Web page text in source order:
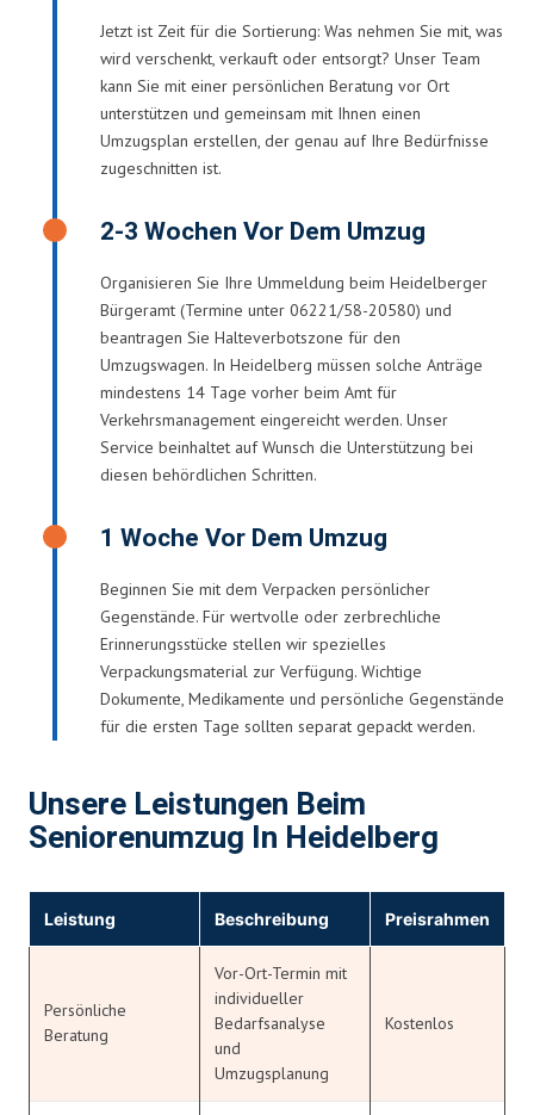
Jetzt ist Zeit für die Sortierung: Was nehmen Sie mit, was
wird verschenkt, verkauft oder entsorgt? Unser Team
kann Sie mit einer persönlichen Beratung vor Ort
unterstützen und gemeinsam mit Ihnen einen
Umzugsplan erstellen, der genau auf Ihre Bedürfnisse
zugeschnitten ist.
2-3 Wochen Vor Dem Umzug
Organisieren Sie Ihre Ummeldung beim Heidelberger
Bürgeramt (Termine unter 06221/58-20580) und
beantragen Sie Halteverbotszone für den
Umzugswagen. In Heidelberg müssen solche Anträge
mindestens 14 Tage vorher beim Amt für
Verkehrsmanagement eingereicht werden. Unser
Service beinhaltet auf Wunsch die Unterstützung bei
diesen behördlichen Schritten.
1 Woche Vor Dem Umzug
Beginnen Sie mit dem Verpacken persönlicher
Gegenstände. Für wertvolle oder zerbrechliche
Erinnerungsstücke stellen wir spezielles
Verpackungsmaterial zur Verfügung. Wichtige
Dokumente, Medikamente und persönliche Gegenstände
für die ersten Tage sollten separat gepackt werden.
Unsere Leistungen Beim
Seniorenumzug In Heidelberg
Leistung Beschreibung Preisrahmen
Persönliche
Beratung
Vor-Ort-Termin mit
individueller
Bedarfsanalyse
und
Umzugsplanung
Kostenlos